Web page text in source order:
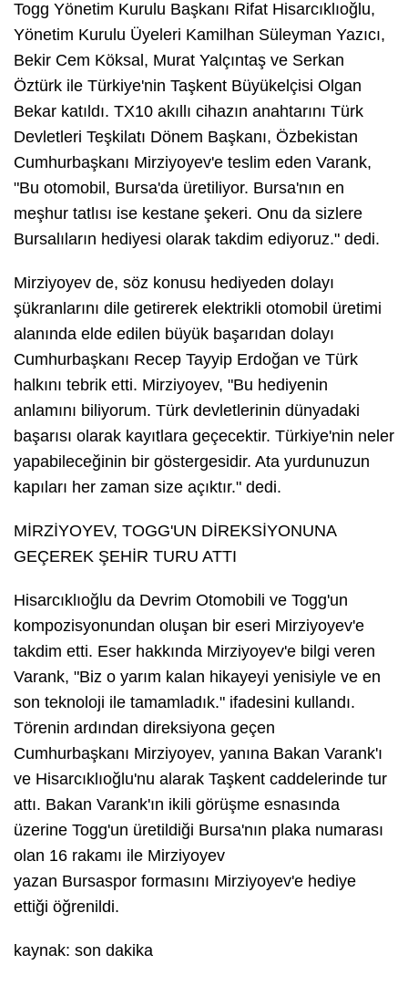
Togg Yönetim Kurulu Başkanı Rifat Hisarcıklıoğlu,
Yönetim Kurulu Üyeleri Kamilhan Süleyman Yazıcı,
Bekir Cem Köksal, Murat Yalçıntaş ve Serkan
Öztürk ile Türkiye'nin Taşkent Büyükelçisi Olgan
Bekar katıldı. TX10 akıllı cihazın anahtarını Türk
Devletleri Teşkilatı Dönem Başkanı, Özbekistan
Cumhurbaşkanı Mirziyoyev'e teslim eden Varank,
"Bu otomobil, Bursa'da üretiliyor. Bursa'nın en
meşhur tatlısı ise kestane şekeri. Onu da sizlere
Bursalıların hediyesi olarak takdim ediyoruz." dedi.
Mirziyoyev de, söz konusu hediyeden dolayı
şükranlarını dile getirerek elektrikli otomobil üretimi
alanında elde edilen büyük başarıdan dolayı
Cumhurbaşkanı Recep Tayyip Erdoğan ve Türk
halkını tebrik etti. Mirziyoyev, "Bu hediyenin
anlamını biliyorum. Türk devletlerinin dünyadaki
başarısı olarak kayıtlara geçecektir. Türkiye'nin neler
yapabileceğinin bir göstergesidir. Ata yurdunuzun
kapıları her zaman size açıktır." dedi.
MİRZİYOYEV, TOGG'UN DİREKSİYONUNA
GEÇEREK ŞEHİR TURU ATTI
Hisarcıklıoğlu da Devrim Otomobili ve Togg'un
kompozisyonundan oluşan bir eseri Mirziyoyev'e
takdim etti. Eser hakkında Mirziyoyev'e bilgi veren
Varank, "Biz o yarım kalan hikayeyi yenisiyle ve en
son teknoloji ile tamamladık." ifadesini kullandı.
Törenin ardından direksiyona geçen
Cumhurbaşkanı Mirziyoyev, yanına Bakan Varank'ı
ve Hisarcıklıoğlu'nu alarak Taşkent caddelerinde tur
attı. Bakan Varank'ın ikili görüşme esnasında
üzerine Togg'un üretildiği Bursa'nın plaka numarası
olan 16 rakamı ile Mirziyoyev
yazan Bursaspor formasını Mirziyoyev'e hediye
ettiği öğrenildi.
kaynak: son dakika